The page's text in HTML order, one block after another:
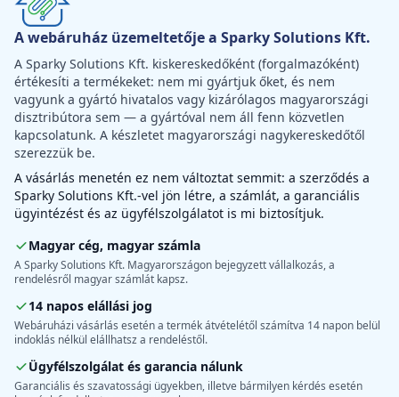
A webáruház üzemeltetője a Sparky Solutions Kft.
A Sparky Solutions Kft. kiskereskedőként (forgalmazóként)
értékesíti a termékeket: nem mi gyártjuk őket, és nem
vagyunk a gyártó hivatalos vagy kizárólagos magyarországi
disztribútora sem — a gyártóval nem áll fenn közvetlen
kapcsolatunk. A készletet magyarországi nagykereskedőtől
szerezzük be.
A vásárlás menetén ez nem változtat semmit: a szerződés a
Sparky Solutions Kft.-vel jön létre, a számlát, a garanciális
ügyintézést és az ügyfélszolgálatot is mi biztosítjuk.
Magyar cég, magyar számla
A Sparky Solutions Kft. Magyarországon bejegyzett vállalkozás, a
rendelésről magyar számlát kapsz.
14 napos elállási jog
Webáruházi vásárlás esetén a termék átvételétől számítva 14 napon belül
indoklás nélkül elállhatsz a rendeléstől.
Ügyfélszolgálat és garancia nálunk
Garanciális és szavatossági ügyekben, illetve bármilyen kérdés esetén